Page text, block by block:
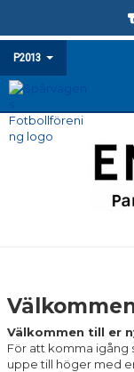
P2013
HEM
DOKUMENT
Välkommen till er
För att komma igång
uppe till höger med